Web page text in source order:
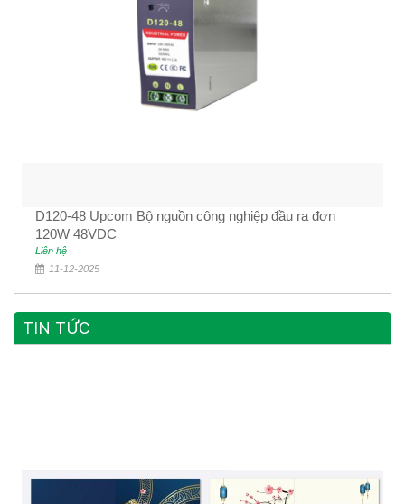
D120-48 Upcom Bộ nguồn công nghiệp đầu ra đơn
120W 48VDC
Liên hệ
11-12-2025
TIN TỨC